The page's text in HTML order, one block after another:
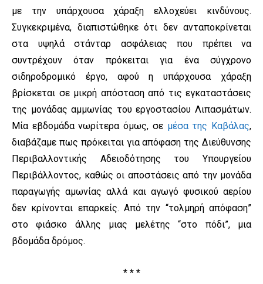
με την υπάρχουσα χάραξη ελλοχεύει κινδύνους.
Συγκεκριμένα, διαπιστώθηκε ότι δεν ανταποκρίνεται
στα υψηλά στάνταρ ασφάλειας που πρέπει να
συντρέχουν όταν πρόκειται για ένα σύγχρονο
σιδηροδρομικό έργο, αφού η υπάρχουσα χάραξη
βρίσκεται σε μικρή απόσταση από τις εγκαταστάσεις
της μονάδας αμμωνίας του εργοστασίου Λιπασμάτων.
Μία εβδομάδα νωρίτερα όμως, σε μέσα της Καβάλας,
διαβάζαμε πως πρόκειται για απόφαση της Διεύθυνσης
Περιβαλλοντικής Αδειοδότησης του Υπουργείου
Περιβάλλοντος, καθώς οι αποστάσεις από την μονάδα
παραγωγής αμωνίας αλλά και αγωγό φυσικού αερίου
δεν κρίνονται επαρκείς. Από την “τολμηρή απόφαση”
στο φιάσκο άλλης μιας μελέτης “στο πόδι”, μια
βδομάδα δρόμος.
* * *